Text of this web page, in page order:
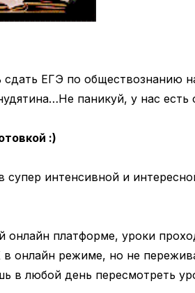
ЕГЭ по обществознанию
паникуй, у нас есть
:)
интенсивной и
онлайн платформе, уроки
онлайн режиме, но не
в любой день пересмотреть